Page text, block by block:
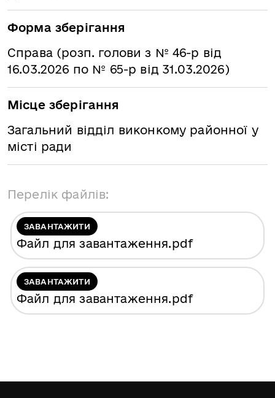
Форма зберігання
Справа (розп. голови з № 46-р від
16.03.2026 по № 65-р від 31.03.2026)
Місце зберігання
Загальний відділ виконкому районної у
місті ради
Перелік файлів:
ЗАВАНТАЖИТИ
Файл для завантаження.pdf
ЗАВАНТАЖИТИ
Файл для завантаження.pdf